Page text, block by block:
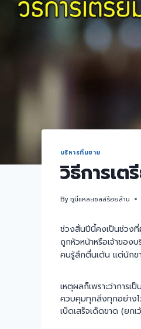
บริหารทีมขาย
วิธีการเ
Byกูนี่แหละเซลล์ร้อยล้าน
ช่วงสิ้นปีนี้คงเป็นช่วงที่
ถูกหัวหน้าหรือเจ้าของ
คนรู้สึกตื่นเต้น แต่นักข
เหตุผลก็เพราะว่าการ
ควบคุมทุกสิ่งทุกอย่าง
เบ็ดเสร็จเด็ดขาด (ยก